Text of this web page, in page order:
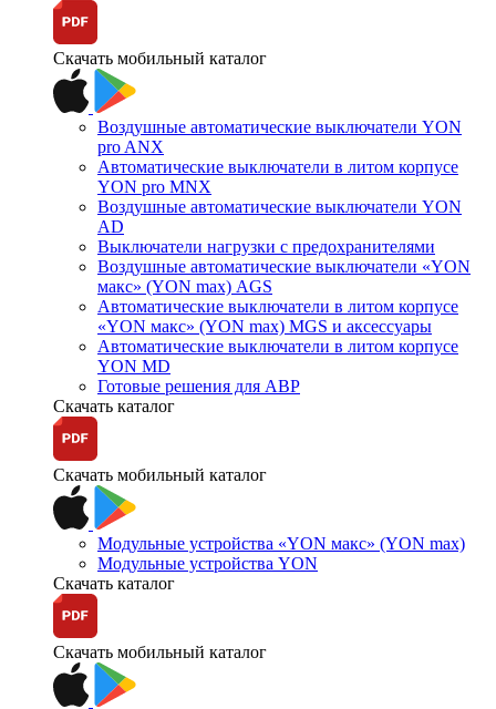
Скачать мобильный каталог
Воздушные автоматические выключатели YON
pro ANX
Автоматические выключатели в литом корпусе
YON pro MNX
Воздушные автоматические выключатели YON
AD
Выключатели нагрузки с предохранителями
Воздушные автоматические выключатели «YON
макс» (YON max) AGS
Автоматические выключатели в литом корпусе
«YON макс» (YON max) MGS и аксессуары
Автоматические выключатели в литом корпусе
YON MD
Готовые решения для АВР
Скачать каталог
Скачать мобильный каталог
Модульные устройства «YON макс» (YON max)
Модульные устройства YON
Скачать каталог
Скачать мобильный каталог